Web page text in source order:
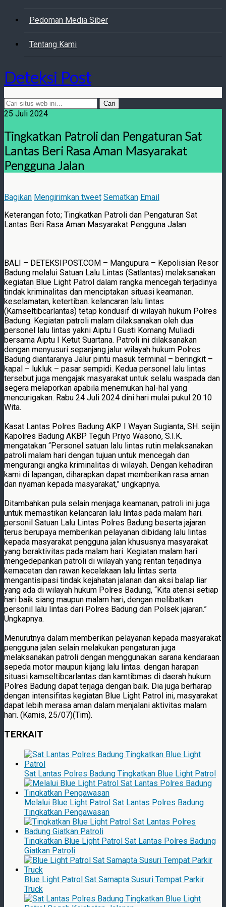
Pedoman Media Siber
Tentang Kami
Deteksi Post
25 Juli 2024
Tingkatkan Patroli dan Pengaturan Sat
Lantas Beri Rasa Aman Masyarakat
Pengguna Jalan
Bagikan Mengirimkan tweet Sematkan Email
Keterangan foto; Tingkatkan Patroli dan Pengaturan Sat
Lantas Beri Rasa Aman Masyarakat Pengguna Jalan
BALI – DETEKSIPOST.COM – Mangupura – Kepolisian Resor
Badung melalui Satuan Lalu Lintas (Satlantas) melaksanakan
kegiatan Blue Light Patrol dalam rangka mencegah terjadinya
tindak kriminalitas dan menciptakan situasi keamanan.
keselamatan, ketertiban. kelancaran lalu lintas
(Kamseltibcarlantas) tetap kondusif di wilayah hukum Polres
Badung. Kegiatan patroli malam dilaksanakan oleh dua
personel lalu lintas yakni Aiptu I Gusti Komang Muliadi
bersama Aiptu I Ketut Suartana. Patroli ini dilaksanakan
dengan menyusuri sepanjang jalur wilayah hukum Polres
Badung diantaranya Jalur pintu masuk terminal – beringkit –
kapal – lukluk – pasar sempidi. Kedua personel lalu lintas
tersebut juga mengajak masyarakat untuk selalu waspada dan
segera melaporkan apabila menemukan hal-hal yang
mencurigakan. Rabu 24 Juli 2024 dini hari mulai pukul 20.10
Wita.
Kasat Lantas Polres Badung AKP I Wayan Sugianta, SH. seijin
Kapolres Badung AKBP Teguh Priyo Wasono, S.I.K.
mengatakan “Personel satuan lalu lintas rutin melaksanakan
patroli malam hari dengan tujuan untuk mencegah dan
mengurangi angka kriminalitas di wilayah. Dengan kehadiran
kami di lapangan, diharapkan dapat memberikan rasa aman
dan nyaman kepada masyarakat,” ungkapnya.
Ditambahkan pula selain menjaga keamanan, patroli ini juga
untuk memastikan kelancaran lalu lintas pada malam hari.
personil Satuan Lalu Lintas Polres Badung beserta jajaran
terus berupaya memberikan pelayanan dibidang lalu lintas
kepada masyarakat pengguna jalan khususnya masyarakat
yang beraktivitas pada malam hari. Kegiatan malam hari
mengedepankan patroli di wilayah yang rentan terjadinya
kemacetan dan rawan kecelakaan lalu lintas serta
mengantisipasi tindak kejahatan jalanan dan aksi balap liar
yang ada di wilayah hukum Polres Badung, “Kita atensi setiap
hari baik siang maupun malam hari, dengan melibatkan
personil lalu lintas dari Polres Badung dan Polsek jajaran.”
Ungkapnya.
Menurutnya dalam memberikan pelayanan kepada masyarakat
pengguna jalan selain melakukan pengaturan juga
melaksanakan patroli dengan menggunakan sarana kendaraan
sepeda motor maupun kijang lalu lintas. dengan harapan
situasi kamseltibcarlantas dan kamtibmas di daerah hukum
Polres Badung dapat terjaga dengan baik. Dia juga berharap
dengan intensifitas kegiatan Blue Light Patrol ini, masyarakat
dapat lebih merasa aman dalam menjalani aktivitas malam
hari. (Kamis, 25/07)(Tim).
TERKAIT
Sat Lantas Polres Badung Tingkatkan Blue Light Patrol
Melalui Blue Light Patrol Sat Lantas Polres Badung
Tingkatkan Pengawasan
Tingkatkan Blue Light Patrol Sat Lantas Polres Badung
Giatkan Patroli
Blue Light Patrol Sat Samapta Susuri Tempat Parkir
Truck